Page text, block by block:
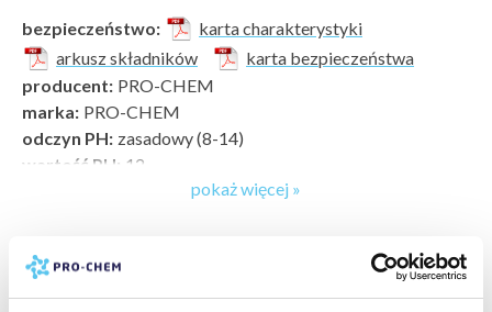
Sposób użycia
pranie ręczne (metoda pre-spray): nanieść równomiernie
roztwór preparatu za pomocą atomizera, wyszorować
szczotką, następnie zebrać brud odkurzaczem piorącym
lub mokro-sucho, po zakończeniu czyszczenia spryskać
wodą i powtórnie odciągnąć odkurzaczem w celu
neutralizacji działania preparatu
zabrudzenia czyścić dwukrotnie lub użyć szczotki
bezpieczeństwo:
karta charakterystyki
arkusz składników
karta bezpieczeństwa
producent: PRO-CHEM
marka: PRO-CHEM
odczyn PH: zasadowy (8-14)
wartość PH: 12
zabrudzenia bieżące, kurz, plamy po
»
rodzaj czyszczenia:bieżące gruntowne
pokaż więcej »